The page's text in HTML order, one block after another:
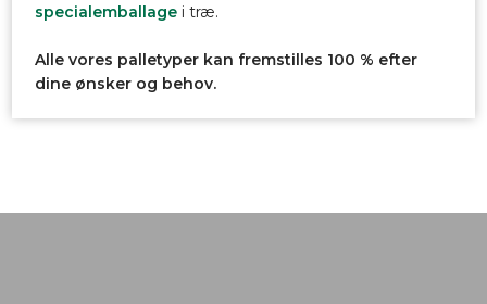
specialemballage i træ.
Alle vores palletyper kan fremstilles 100 % efter
dine ønsker og behov.